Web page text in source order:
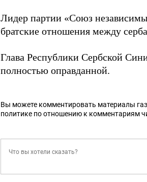
Лидер партии «Союз
братские отношения между
Глава Республики Сербской
полностью оправданной.
Вы можете комментировать материалы
политике по отношению к комментариям